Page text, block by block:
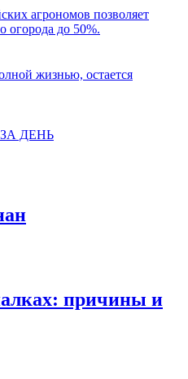
агрономов позволяет
огорода до 50%.
жизнью, остается
ДЕНЬ
причины и